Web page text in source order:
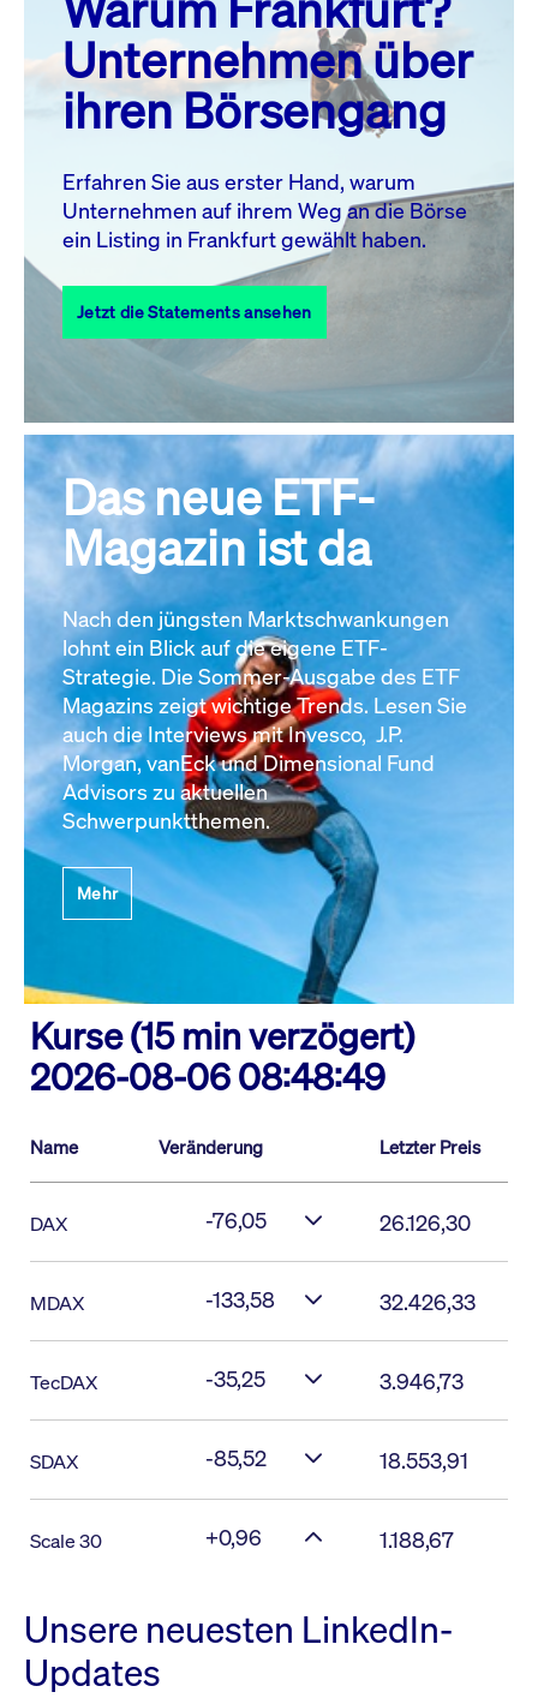
MO. DI. MI. DO. FR. SA. SO.
1
2
3
4 5 6 7 8
10 11 13 14
17
18 19 20 21 22
23
27 28
31
Alle Events
Unternehmen über
ihren Börsengang
Erfahren Sie aus erster Hand, warum
Unternehmen auf ihrem Weg an die Börse
ein Listing in Frankfurt gewählt haben.
Jetzt die Statements ansehen
Das neue ETF-
Magazin ist da
Nach den jüngsten Marktschwankungen
lohnt ein Blick auf die eigene ETF-
Strategie. Die Sommer-Ausgabe des ETF
Magazins zeigt wichtige Trends. Lesen Sie
auch die Interviews mit Invesco, J.P.
Morgan, vanEck und Dimensional Fund
Advisors zu aktuellen
Schwerpunktthemen.
Mehr
Kurse (15 min verzögert)
2026-08-06 08:48:49
Name Veränderung Letzter Preis
DAX -76,05 26.126,30
MDAX -133,58 32.426,33
TecDAX -35,25 3.946,73
SDAX -85,52 18.553,91
Scale 30 +0,96 1.188,67
Unsere neuesten LinkedIn-
Updates